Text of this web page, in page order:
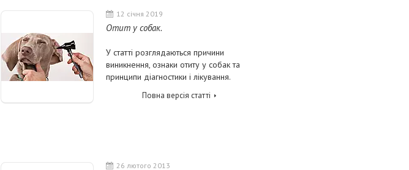
12 січня 2019
Отит у собак.
У статті розглядаються причини
виникнення, ознаки отиту у собак та
принципи діагностики і лікування.
Повна версія статті
26 лютого 2013